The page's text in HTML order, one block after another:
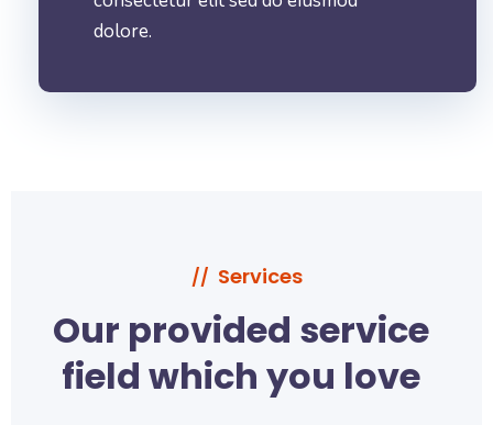
dolore.
// Services
Our provided service
field which you love